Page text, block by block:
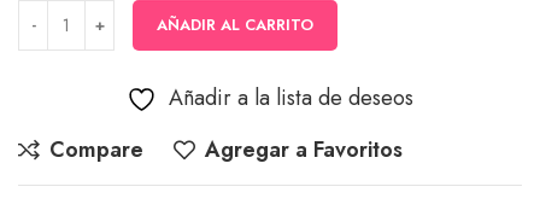
AÑADIR AL CARRITO
Añadir a la lista de deseos
Compare
Agregar a Favoritos